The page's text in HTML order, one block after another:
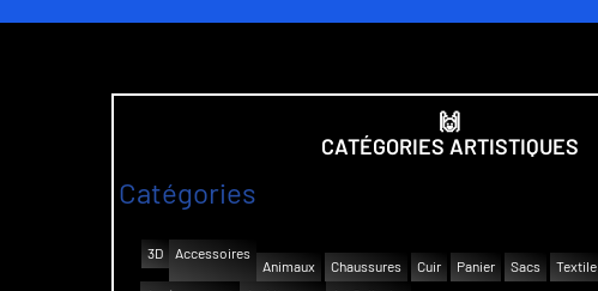
🙌
CATÉGORIES ARTISTIQUES
Catégories
3D
Accessoires
Animaux
Chaussures Cuir Panier Sacs Textile